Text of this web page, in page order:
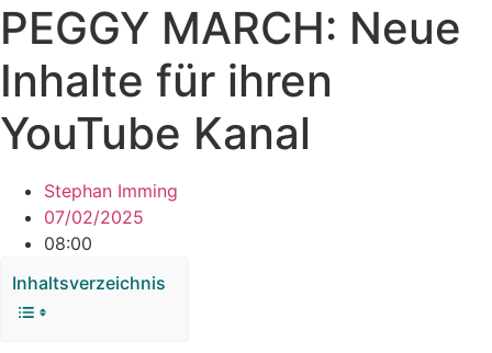
PEGGY MARCH: Neue
Inhalte für ihren
YouTube Kanal
Stephan Imming
07/02/2025
08:00
Inhaltsverzeichnis